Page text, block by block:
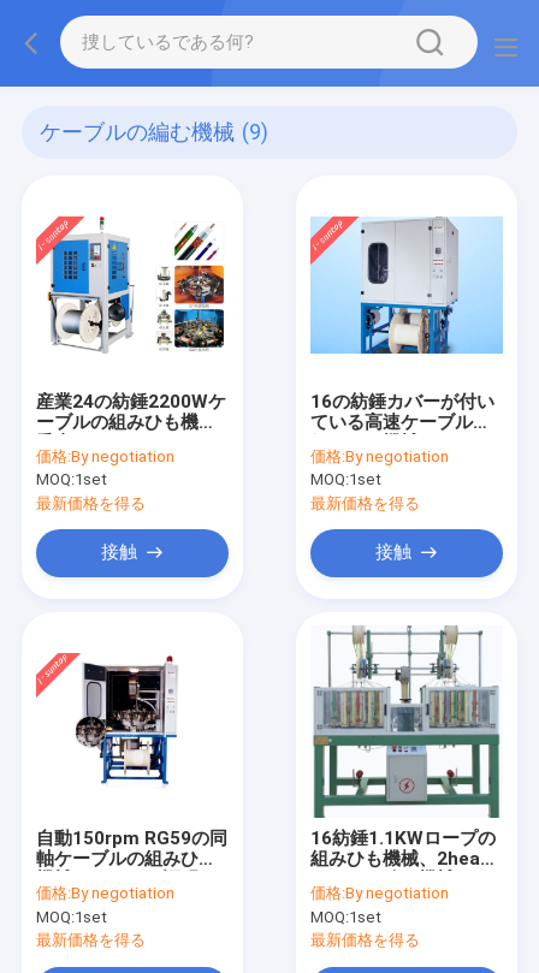
ケーブルの編む機械 (9)
産業24の紡錘2200Wケ
ーブルの組みひも機械
価格:By negotiation
MOQ:1set
最新価格を得る
接触
16の紡錘カバーが付い
ている高速ケーブルの
価格:By negotiation
MOQ:1set
最新価格を得る
接触
自動150rpm RG59の同
軸ケーブルの組みひも
価格:By negotiation
MOQ:1set
最新価格を得る
16紡錘1.1KWロープの
組みひも機械、2heads
価格:By negotiation
MOQ:1set
最新価格を得る